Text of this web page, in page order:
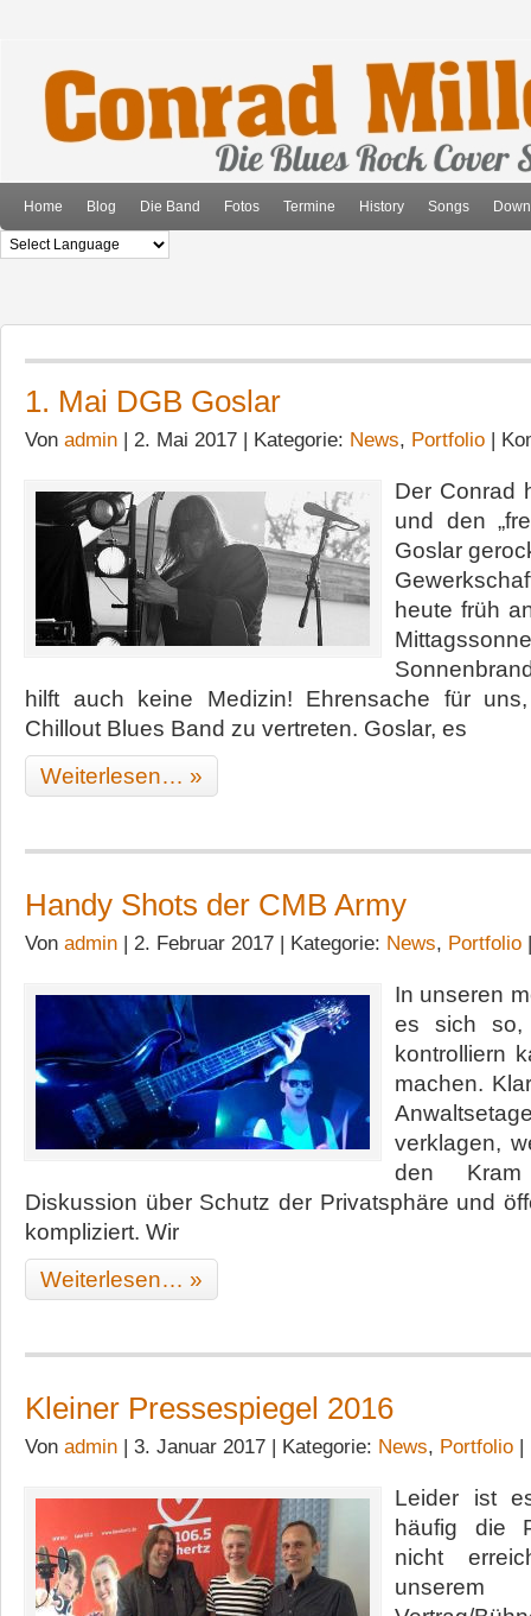
Home Blog Die Band Fotos Termine History Songs
1. Mai DGB Goslar
Von admin | 2. Mai 2017 | Kategorie: News, Portfolio |
Der Conrad
und den
Goslar
heute früh
hilft auch keine Medizin! Ehrensache für
Chillout Blues Band zu vertreten. Goslar, es
Weiterlesen… »
Handy Shots der CMB Army
Von admin | 2. Februar 2017 | Kategorie: News, Portfolio
In unseren
es sich so,
kontrolliern
machen.
verklagen,
den
Diskussion über Schutz der Privatsphäre und
kompliziert. Wir
Weiterlesen… »
Kleiner Pressespiegel 2016
Von admin | 3. Januar 2017 | Kategorie: News, Portfolio |
Leider ist
häufig die
nicht
unserem